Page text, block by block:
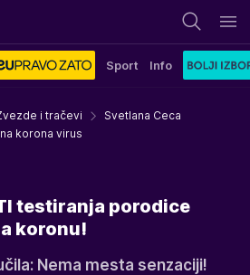
Sport Info
i tračevi
Svetlana Ceca
korona virus
testiranja porodice
koronu!
Nema mesta senzaciji!